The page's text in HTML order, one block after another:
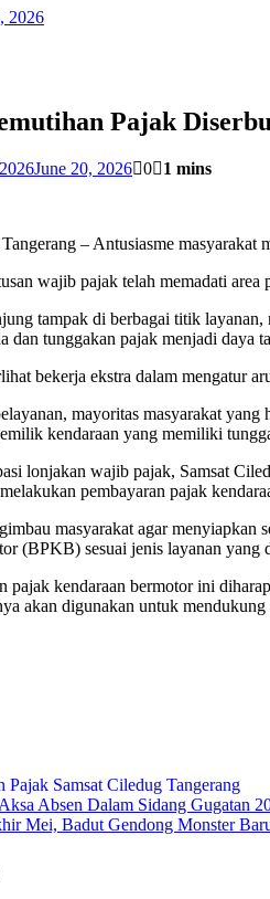
2026
Pajak
June 20, 2026 0 1 mins
Tangerang – Antusiasme
wajib pajak telah memadati
tampak di berbagai titik
dan tunggakan pajak menjadi daya
bekerja ekstra dalam mengatur
mayoritas masyarakat
kendaraan yang memiliki
lonjakan wajib pajak, Samsat
pembayaran pajak
masyarakat agar
(BPKB) sesuai jenis layanan yang
pajak kendaraan bermotor ini
akan digunakan untuk
Pajak Samsat Ciledug Tangerang
Absen Dalam Sidang Gugatan
Mei, Badut Gendong Monster